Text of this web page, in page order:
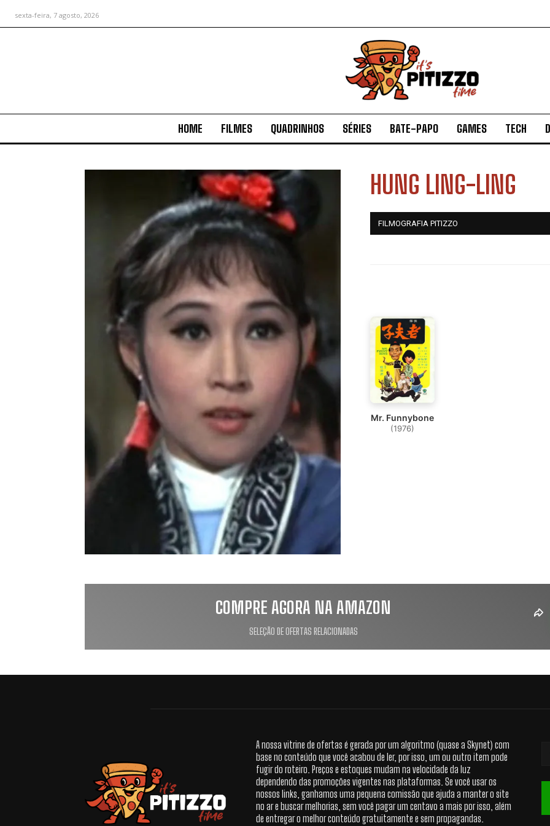
sexta-feira, 7 agosto, 2026
HOME FILMES QUADRINHOS SÉRIES BATE-PAPO GAMES TECH
HUNG LING-LING
FILMOGRAFIA PITIZZO
Mr. Funnybone
(1976)
COMPRE AGORA NA AMAZON
SELEÇÃO DE OFERTAS RELACIONADAS
A nossa vitrine de ofertas é gerada por um algoritmo (quase a Skynet) com
base no conteúdo que você acabou de ler, por isso, um ou outro item pode
fugir do roteiro. Preços e estoques mudam na velocidade da luz
dependendo das promoções vigentes nas plataformas. Se você usar os
nossos links, ganhamos uma pequena comissão que ajuda a manter o site
no ar e buscar melhorias, sem você pagar um centavo a mais por isso, além
de entregar o melhor conteúdo gratuitamente e sem propagandas.